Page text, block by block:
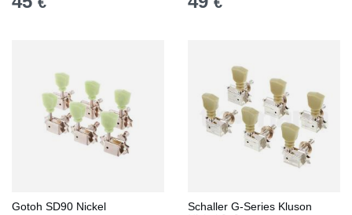
Gotoh SD90 Nickel
Schaller G-Series Kluson